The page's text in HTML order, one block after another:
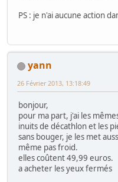
PS : je n'ai aucune action
yann
26 Février 2013, 13:18:49
bonjour,
pour ma part, j'ai les
inuits de décathlon et les
sans bouger, je les met
même pas froid.
elles coûtent 49,99 euros.
a acheter les yeux fermés